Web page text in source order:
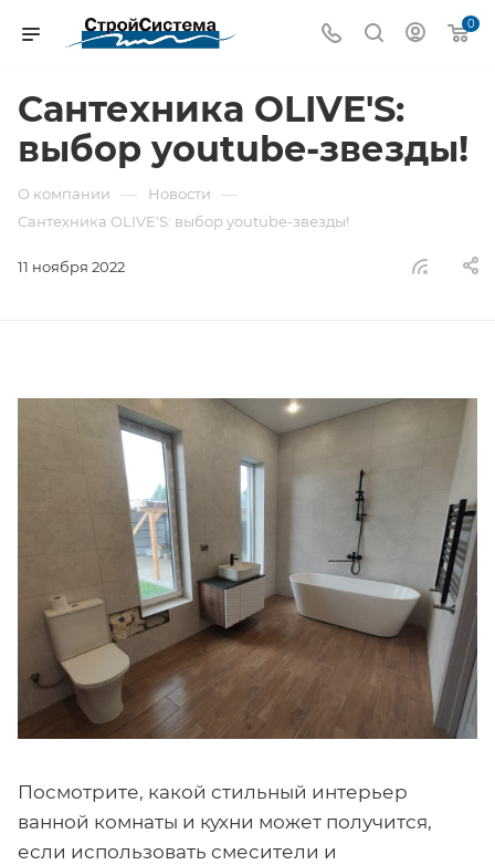
0
Сантехника OLIVE'S:
выбор youtube-звезды!
О компании — Новости —
Сантехника OLIVE'S: выбор youtube-звезды!
11 ноября 2022
Посмотрите, какой стильный интерьер
ванной комнаты и кухни может получится,
если использовать смесители и